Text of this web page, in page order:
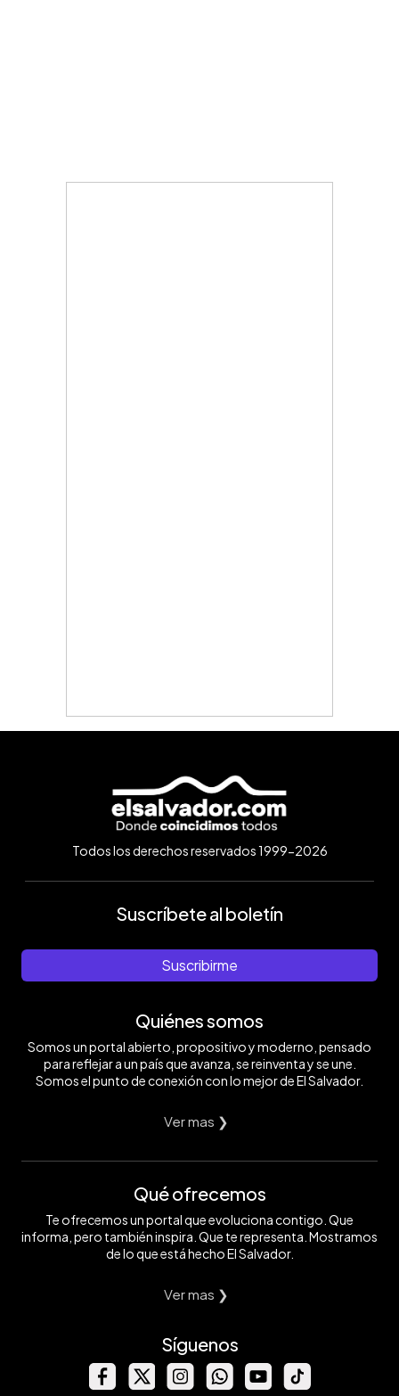
Todos los derechos reservados 1999-2026
Suscríbete al boletín
Suscribirme
Quiénes somos
Somos un portal abierto, propositivo y moderno, pensado
para reflejar a un país que avanza, se reinventa y se une.
Somos el punto de conexión con lo mejor de El Salvador.
Ver mas ❯
Qué ofrecemos
Te ofrecemos un portal que evoluciona contigo. Que
informa, pero también inspira. Que te representa. Mostramos
de lo que está hecho El Salvador.
Ver mas ❯
Síguenos